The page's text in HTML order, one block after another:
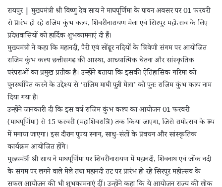
रायपुर | मुख्यमंत्री श्री विष्णु देव साय ने माघपूर्णिमा के पावन अवसर पर 01 फरवरी
से प्रारंभ हो रहे राजिम कुंभ कल्प, शिवरीनारायण मेला एवं सिरपुर महोत्सव के लिए
प्रदेशवासियों को हार्दिक शुभकामनाएं दी हैं।
मुख्यमंत्री ने कहा कि महानदी, पैरी एवं सोंढूर नदियों के त्रिवेणी संगम पर आयोजित
राजिम कुंभ कल्प छत्तीसगढ़ की आस्था, आध्यात्मिक चेतना और सांस्कृतिक
परंपराओं का प्रमुख प्रतीक है। उन्होंने बताया कि इसकी ऐतिहासिक गरिमा को
पुनर्स्थापित करने के उद्देश्य से ‘राजिम माघी पुन्नी मेला’ को पुनः राजिम कुंभ कल्प नाम
दिया गया है।
उन्होंने जानकारी दी कि इस वर्ष राजिम कुंभ कल्प का आयोजन 01 फरवरी
(माघपूर्णिमा) से 15 फरवरी (महाशिवरात्रि) तक किया जाएगा, जिसे रामोत्सव के रूप
में मनाया जाएगा। इस दौरान पुण्य स्नान, साधु-संतों के प्रवचन और सांस्कृतिक
कार्यक्रम आयोजित होंगे।
मुख्यमंत्री श्री साय ने माघपूर्णिमा पर शिवरीनारायण में महानदी, शिवनाथ एवं जोंक नदी
के संगम पर लगने वाले मेले तथा महानदी तट पर प्रारंभ हो रहे सिरपुर महोत्सव के